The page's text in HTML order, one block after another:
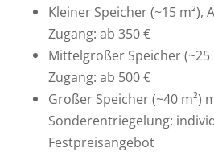
Kleiner Speicher (~15
Zugang: ab 350 €
Mittelgroßer Speicher (~25
Zugang: ab 500 €
Großer Speicher (~40 m²)
Sonderentriegelung:
Festpreisangebot